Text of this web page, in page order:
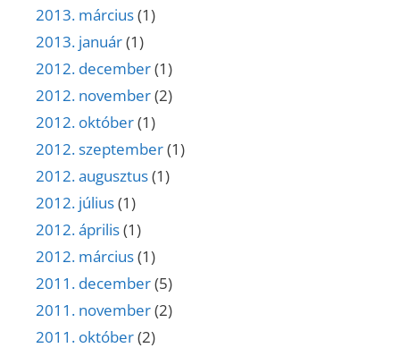
2013. március(1)
2013. január(1)
2012. december(1)
2012. november(2)
2012. október(1)
2012. szeptember(1)
2012. augusztus(1)
2012. július(1)
2012. április(1)
2012. március(1)
2011. december(5)
2011. november(2)
2011. október(2)